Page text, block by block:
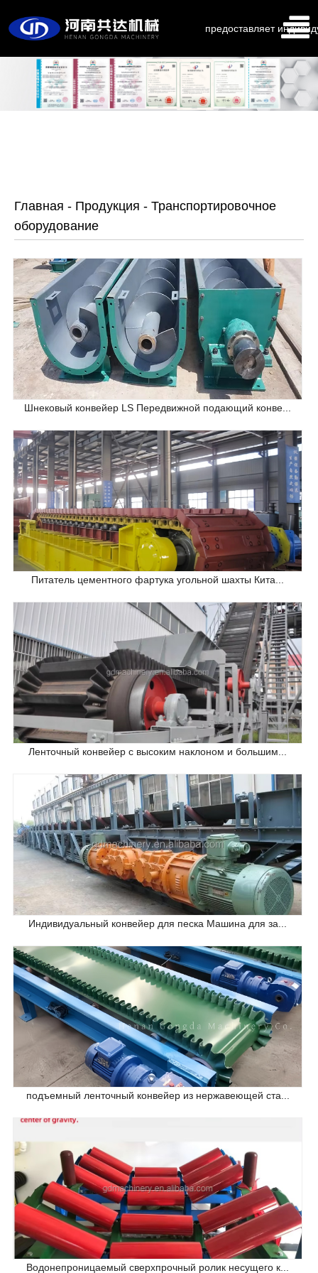
предоставляет
Главная - Продукция - Транспортировочное
оборудование
Шнековый конвейер LS Передвижной подающий конве...
Питатель цементного фартука угольной шахты Кита...
Ленточный конвейер с высоким наклоном и большим...
Индивидуальный конвейер для песка Машина для за...
подъемный ленточный конвейер из нержавеющей ста...
Водонепроницаемый сверхпрочный ролик несущего к...